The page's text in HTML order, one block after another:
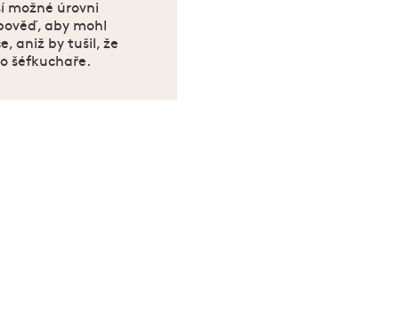
možné úrovni
aby mohl
aniž by tušil, že
šéfkuchaře.